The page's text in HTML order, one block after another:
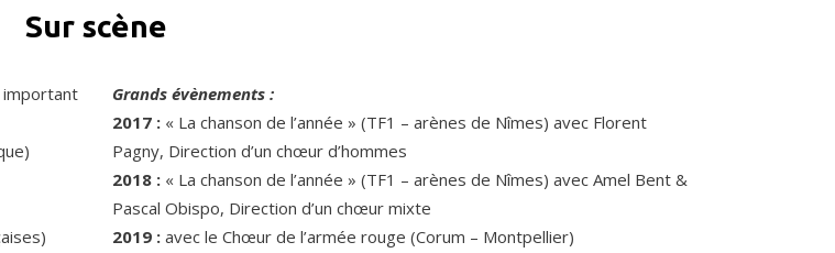
Sur scène
important
Grands évènements :
2017 : « La chanson de l’année » (TF1 – arènes de Nîmes) avec Florent
Pagny, Direction d’un chœur d’hommes
2018 : « La chanson de l’année » (TF1 – arènes de Nîmes) avec Amel Bent &
Pascal Obispo, Direction d’un chœur mixte
2019 : avec le Chœur de l’armée rouge (Corum – Montpellier)